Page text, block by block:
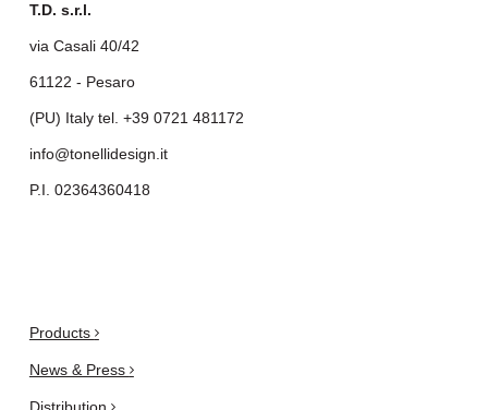
T.D. s.r.l.
via Casali 40/42
61122 - Pesaro
(PU) Italy tel. +39 0721 481172
info@tonellidesign.it
P.I. 02364360418
Products
News & Press